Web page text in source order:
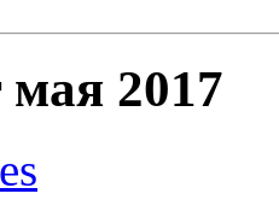
2017